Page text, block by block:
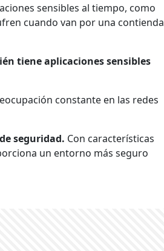
sensibles al tiempo, como
cuando van por una contienda
tiene aplicaciones sensibles
constante en las redes
seguridad. Con características
un entorno más seguro